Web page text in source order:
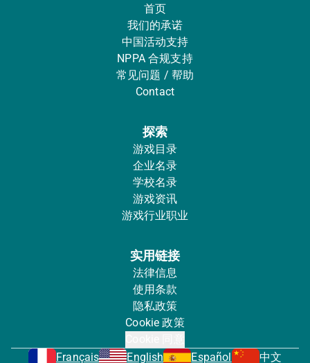
首页
我们的承诺
中国活动支持
NPPA 合规支持
常见问题 / 帮助
Contact
探索
游戏目录
企业名录
学校名录
游戏资讯
游戏行业职业
实用链接
法律信息
使用条款
隐私政策
Cookie 政策
Français
English Español 中文